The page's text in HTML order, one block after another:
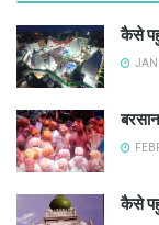
कैसे
कैसे